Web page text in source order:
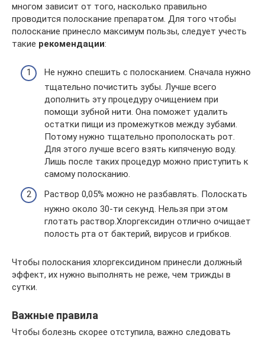
многом зависит от того, насколько правильно
проводится полоскание препаратом. Для того чтобы
полоскание принесло максимум пользы, следует учесть
такие рекомендации:
Не нужно спешить с полосканием. Сначала нужно
тщательно почистить зубы. Лучше всего
дополнить эту процедуру очищением при
помощи зубной нити. Она поможет удалить
остатки пищи из промежутков между зубами.
Потому нужно тщательно прополоскать рот.
Для этого лучше всего взять кипяченую воду.
Лишь после таких процедур можно приступить к
самому полосканию.
Раствор 0,05% можно не разбавлять. Полоскать
нужно около 30-ти секунд. Нельзя при этом
глотать раствор.Хлоргексидин отлично очищает
полость рта от бактерий, вирусов и грибков.
Чтобы полоскания хлоргексидином принесли должный
эффект, их нужно выполнять не реже, чем трижды в
сутки.
Важные правила
Чтобы болезнь скорее отступила, важно следовать